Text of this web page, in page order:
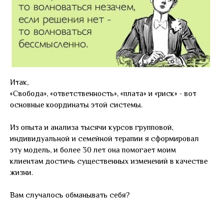
Итак,
«Свобода», «ответственность», «плата» и «риск» - вот
основные координаты этой системы.
Из опыта и анализа тысячи курсов групповой,
индивидуальной и семейной терапии я сформировал
эту модель, и более 30 лет она помогает моим
клиентам достичь существенных изменений в качестве
жизни.
Вам случалось обманывать себя?